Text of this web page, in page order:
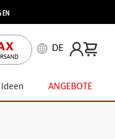
DE
ANGEBOTE